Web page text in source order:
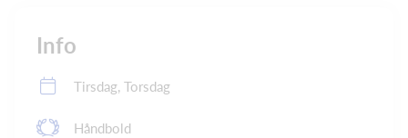
Info
Tirsdag, Torsdag
Håndbold